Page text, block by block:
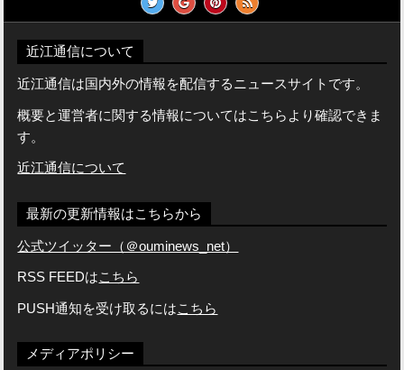
近江通信について
近江通信は国内外の情報を配信するニュースサイトです。
概要と運営者に関する情報についてはこちらより確認できま
す。
近江通信について
最新の更新情報はこちらから
公式ツイッター（＠ouminews_net）
RSS FEEDはこちら
PUSH通知を受け取るにはこちら
メディアポリシー